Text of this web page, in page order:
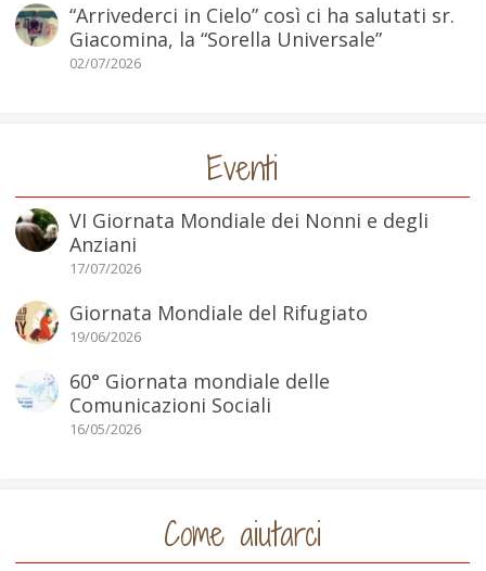
“Arrivederci in Cielo” così ci ha salutati sr.
Giacomina, la “Sorella Universale”
02/07/2026
Eventi
VI Giornata Mondiale dei Nonni e degli
Anziani
17/07/2026
Giornata Mondiale del Rifugiato
19/06/2026
60° Giornata mondiale delle
Comunicazioni Sociali
16/05/2026
Come aiutarci